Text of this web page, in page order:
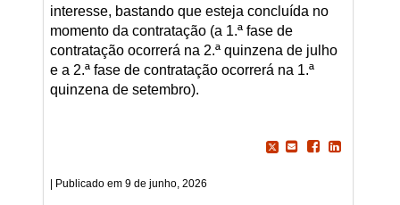
interesse, bastando que esteja concluída no
momento da contratação (a 1.ª fase de
contratação ocorrerá na 2.ª quinzena de julho
e a 2.ª fase de contratação ocorrerá na 1.ª
quinzena de setembro).
9 de junho, 2026